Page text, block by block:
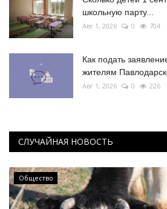
школьную парту...
Авг 1, 2026 0 704
Как подать
жителям
Авг 1, 2026 0 226
СЛУЧАЙНАЯ НОВОСТЬ
Общество